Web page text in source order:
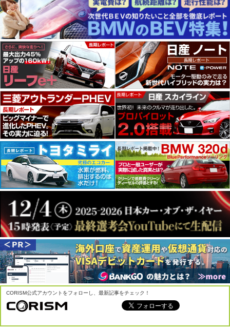
CORISM公式アカウントをフォローし、最新記事をチェック！